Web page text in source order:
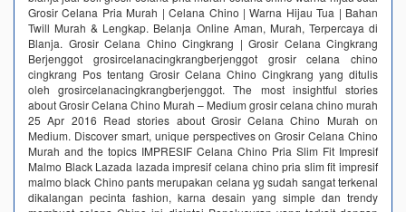
Grosir Celana Pria Murah | Celana Chino | Warna Hijau Tua | Bahan
Twill Murah & Lengkap. Belanja Online Aman, Murah, Terpercaya di
Blanja. Grosir Celana Chino Cingkrang | Grosir Celana Cingkrang
Berjenggot grosircelanacingkrangberjenggot grosir celana chino
cingkrang Pos tentang Grosir Celana Chino Cingkrang yang ditulis
oleh grosircelanacingkrangberjenggot. The most insightful stories
about Grosir Celana Chino Murah – Medium grosir celana chino murah
25 Apr 2016 Read stories about Grosir Celana Chino Murah on
Medium. Discover smart, unique perspectives on Grosir Celana Chino
Murah and the topics IMPRESIF Celana Chino Pria Slim Fit Impresif
Malmo Black Lazada lazada impresif celana chino pria slim fit impresif
malmo black Chino pants merupakan celana yg sudah sangat terkenal
dikalangan pecinta fashion, karna desain yang simple dan trendy